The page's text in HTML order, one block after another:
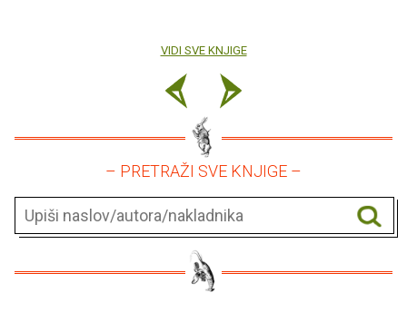
VIDI SVE KNJIGE
– PRETRAŽI SVE KNJIGE –